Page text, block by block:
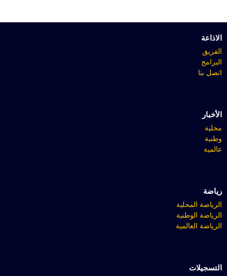
الاذاعة
الفريق
البرامج
اتصل بنا
الأخبار
محلية
وطنية
عالمية
رياضة
الرياضة المحلية
الرياضة الوطنية
الرياضة العالمية
التسجيلات